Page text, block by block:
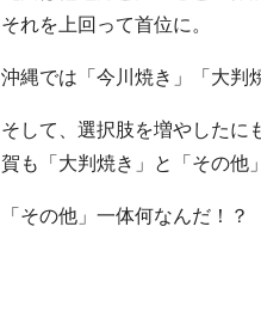
それを上回って首位に。
沖縄では「今川焼き」「大判
そして、選択肢を増やしたに
賀も「大判焼き」と「その他
「その他」一体何なんだ！